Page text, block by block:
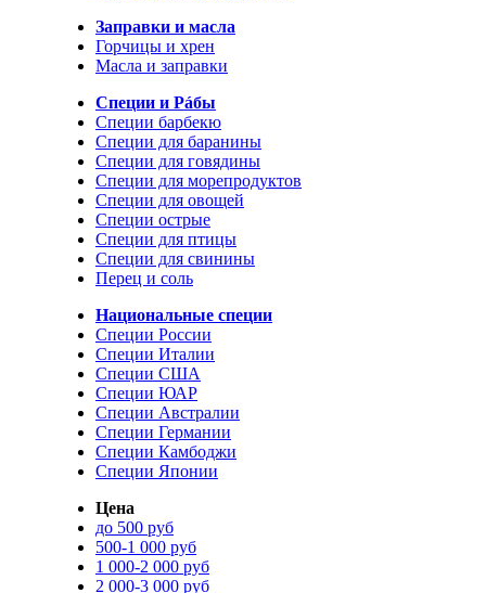
Заправки и масла
Горчицы и хрен
Масла и заправки
Специи и Рáбы
Специи барбекю
Специи для баранины
Специи для говядины
Специи для морепродуктов
Специи для овощей
Специи острые
Специи для птицы
Специи для свинины
Перец и соль
Национальные специи
Специи России
Специи Италии
Специи США
Специи ЮАР
Специи Австралии
Специи Германии
Специи Камбоджи
Специи Японии
Цена
до 500 руб
500-1 000 руб
1 000-2 000 руб
2 000-3 000 руб